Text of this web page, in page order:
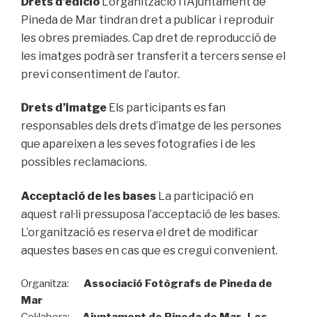
Pineda de Mar tindran dret a publicar i reproduir
les obres premiades. Cap dret de reproducció de
les imatges podrà ser transferit a tercers sense el
previ consentiment de l’autor.
Drets d’imatge Els participants es fan
responsables dels drets d’imatge de les persones
que apareixen a les seves fotografies i de les
possibles reclamacions.
Acceptació de les bases La participació en
aquest ral·li pressuposa l’acceptació de les bases.
L’organització es reserva el dret de modificar
aquestes bases en cas que es cregui convenient.
Organitza: Associació Fotògrafs de Pineda de
Mar